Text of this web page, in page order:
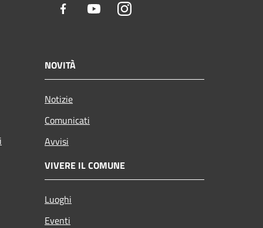
Facebook YoutubeInstagram
NOVITÀ
Notizie
Comunicati
Avvisi
VIVERE IL COMUNE
Luoghi
Eventi